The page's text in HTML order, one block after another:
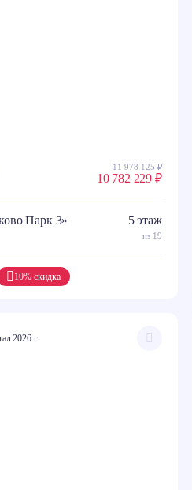
11 978 125 ₽
10 782 229 ₽
Парк 3» 5 этаж
из 19
10% скидка
2026 г.